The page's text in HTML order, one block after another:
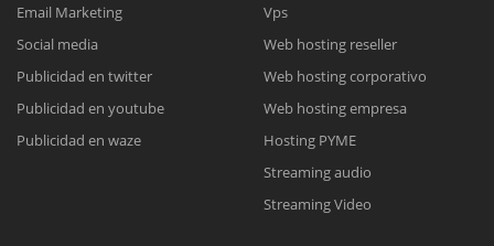
Reunión online
Nuestros ejecutivos le enviarán un correo electrónico con el enlace a
Meet para la reunión online.
Cotización
Todos nuestros ejecutivos están fuera de línea. Complete el formulario
Email Marketing
Social media
Publicidad en twitter
Publicidad en youtube
Publicidad en waze
Vps
Web hosting reseller
Web hosting corporativo
Web hosting empresa
Hosting PYME
Streaming audio
Streaming Video